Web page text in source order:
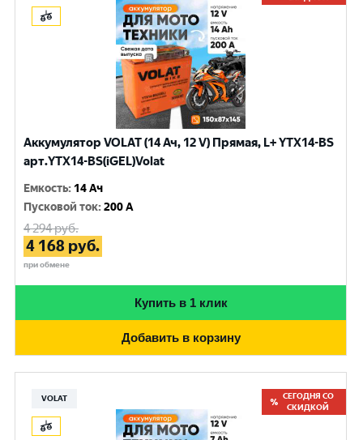
Аккумулятор VOLAT (14 Ач, 12 V) Прямая, L+ YTX14-BS
арт.YTX14-BS(iGEL)Volat
Емкость: 14 Ач
Пусковой ток:200 A
4 294руб.
4 168 руб.
при обмене
Купить в 1 клик
Добавить в корзину
VOLAT
СЕГОДНЯ СО
СКИДКОЙ